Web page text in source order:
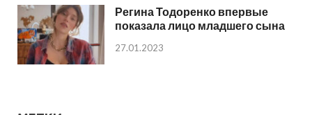
Регина Тодоренко впервые
показала лицо младшего сына
27.01.2023